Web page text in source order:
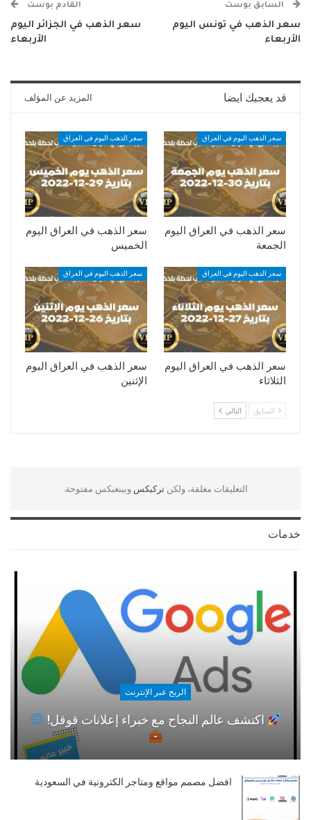
السابق بوست
سعر الذهب في تونس اليوم
الأربعاء
القادم بوست
سعر الذهب في الجزائر اليوم
الأربعاء
قد يعجبك ايضا المزيد عن المؤلف
سعر الذهب اليوم في العراق
سعر الذهب في العراق اليوم
الجمعة
سعر الذهب اليوم في العراق
سعر الذهب في العراق اليوم
الخميس
سعر الذهب اليوم في العراق
سعر الذهب في العراق اليوم
الثلاثاء
سعر الذهب اليوم في العراق
سعر الذهب في العراق اليوم
الإثنين
السابق التالي
التعليقات مغلقة، ولكن تركبكس وبينغبكس مفتوحة.
خدمات
الربح عبر الإنترنت
اكتشف عالم النجاح مع خبراء إعلانات قوقل!
افضل مصمم مواقع ومتاجر الكترونية في السعودية